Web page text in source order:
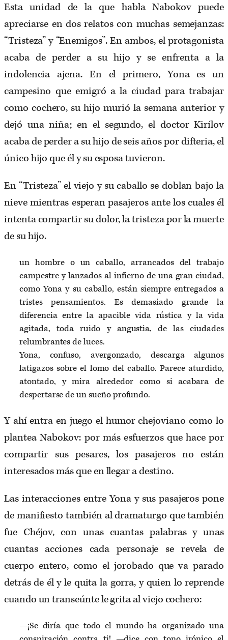
Esta unidad de la que habla Nabokov puede
apreciarse en dos relatos con muchas semejanzas:
“Tristeza” y “Enemigos”. En ambos, el protagonista
acaba de perder a su hijo y se enfrenta a la
indolencia ajena. En el primero, Yona es un
campesino que emigró a la ciudad para trabajar
como cochero, su hijo murió la semana anterior y
dejó una niña; en el segundo, el doctor Kirílov
acaba de perder a su hijo de seis años por difteria, el
único hijo que él y su esposa tuvieron.
En “Tristeza” el viejo y su caballo se doblan bajo la
nieve mientras esperan pasajeros ante los cuales él
intenta compartir su dolor, la tristeza por la muerte
de su hijo.
un hombre o un caballo, arrancados del trabajo
campestre y lanzados al infierno de una gran ciudad,
como Yona y su caballo, están siempre entregados a
tristes pensamientos. Es demasiado grande la
diferencia entre la apacible vida rústica y la vida
agitada, toda ruido y angustia, de las ciudades
relumbrantes de luces.
Yona, confuso, avergonzado, descarga algunos
latigazos sobre el lomo del caballo. Parece aturdido,
atontado, y mira alrededor como si acabara de
despertarse de un sueño profundo.
Y ahí entra en juego el humor chejoviano como lo
plantea Nabokov: por más esfuerzos que hace por
compartir sus pesares, los pasajeros no están
interesados más que en llegar a destino.
Las interacciones entre Yona y sus pasajeros pone
de manifiesto también al dramaturgo que también
fue Chéjov, con unas cuantas palabras y unas
cuantas acciones cada personaje se revela de
cuerpo entero, como el jorobado que va parado
detrás de él y le quita la gorra, y quien lo reprende
cuando un transeúnte le grita al viejo cochero:
—¡Se diría que todo el mundo ha organizado una